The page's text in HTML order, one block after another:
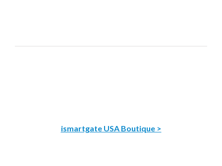
ismartgate USA Boutique >